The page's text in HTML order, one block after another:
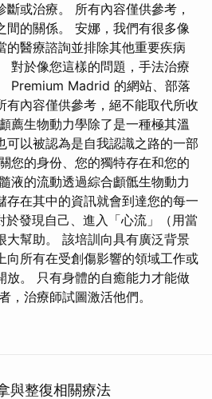
或治療。 所有內容僅供參考，
間的關係。 安娜，我們有很多像
的醫療諮詢並排除其他重要疾病
對於像您這樣的問題，手法治療
Premium Madrid 的網站、部落
有內容僅供參考，絕不能取代所收
薦生物動力學除了是一種極其溫
可以被認為是自我認識之路的一部
您的身份、您的獨特存在和您的
液的流動透過綜合顱骶生物動力
存在其中的資訊就會到達您的每一
於發現自己、進入「心流」（用當
大幫助。 該培訓向具有廣泛背景
向所有在受創傷影響的領域工作或
放。 只有身體的自癒能力才能做
，治療師試圖激活他們。
與整復相關療法